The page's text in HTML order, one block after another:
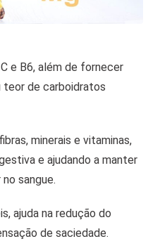
e B6, além de fornecer
teor de carboidratos
minerais e vitaminas,
e ajudando a manter
sangue.
ajuda na redução do
de saciedade.